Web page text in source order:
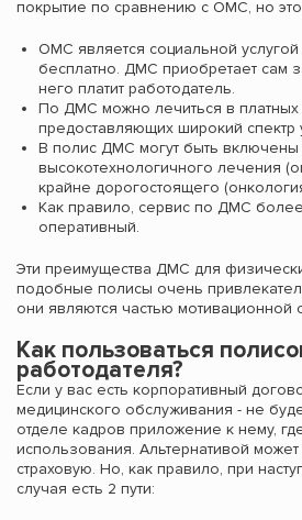
покрытие по сравнению с ОМС, но
ОМС является социальной услугой
бесплатно. ДМС приобретает сам
него платит работодатель.
По ДМС можно лечиться в платных
предоставляющих широкий спектр
В полис ДМС могут быть включены
высокотехнологичного лечения
крайне дорогостоящего
Как правило, сервис по ДМС
оперативный.
Эти преимущества ДМС для
подобные полисы очень
они являются частью мотивационной
Как пользоваться
работодателя?
Если у вас есть корпоративный
медицинского обслуживания - не
отделе кадров приложение к нему,
использования. Альтернативой
страховую. Но, как правило, при
случая есть 2 пути: